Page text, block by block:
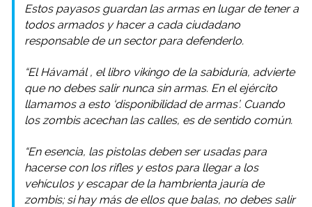
Estos payasos guardan las armas en lugar de tener a
todos armados y hacer a cada ciudadano
responsable de un sector para defenderlo.
“ElHávamál , el libro vikingo de la sabiduría, advierte
que no debes salir nunca sin armas. En el ejército
llamamos a esto ‘disponibilidad de armas’. Cuando
los zombis acechan las calles, es de sentido común.
“En esencia, las pistolas deben ser usadas para
hacerse con los rifles y estos para llegar a los
vehículos y escapar de la hambrienta jauría de
zombis; si hay más de ellos que balas, no debes salir